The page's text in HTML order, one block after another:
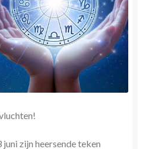
©Mieke
Oceaan.’ Meditatieve haiku’s
zijn heersende teken